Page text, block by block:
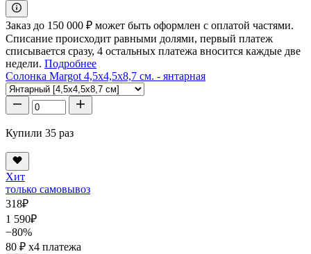
Заказ до 150 000 ₽ может быть оформлен с оплатой частями.
Списание происходит равными долями, первый платеж
списывается сразу, 4 остальных платежа вносится каждые две
недели. Подробнее
Солонка Margot 4,5x4,5x8,7 см. - янтарная
Купили 35 раз
Хит
только самовывоз
318₽
1 590₽
−80%
80 ₽ x4 платежа